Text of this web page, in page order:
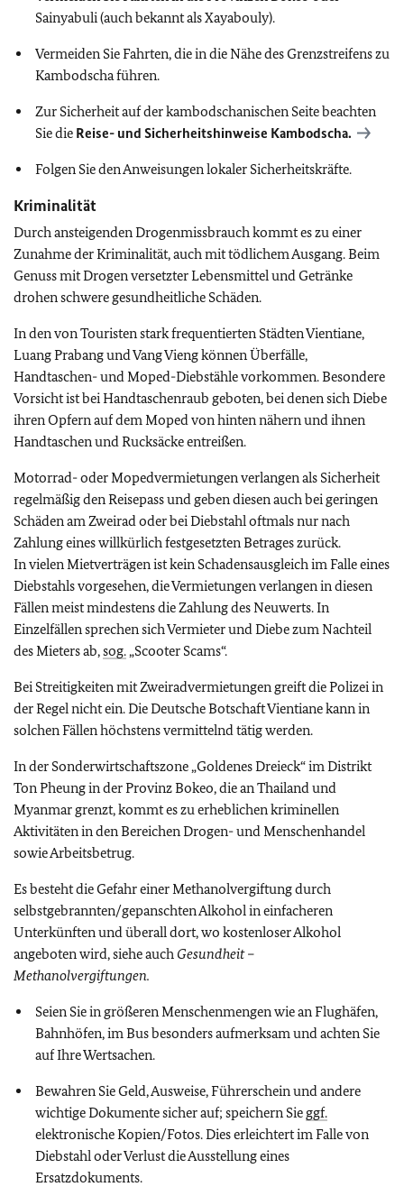
Sainyabuli (auch bekannt als Xayabouly).
Vermeiden Sie Fahrten, die in die Nähe des Grenzstreifens zu
Kambodscha führen.
Zur Sicherheit auf der kambodschanischen Seite beachten
Sie die Reise- und Sicherheitshinweise Kambodscha.
Folgen Sie den Anweisungen lokaler Sicherheitskräfte.
Kriminalität
Durch ansteigenden Drogenmissbrauch kommt es zu einer
Zunahme der Kriminalität, auch mit tödlichem Ausgang. Beim
Genuss mit Drogen versetzter Lebensmittel und Getränke
drohen schwere gesundheitliche Schäden.
In den von Touristen stark frequentierten Städten Vientiane,
Luang Prabang und Vang Vieng können Überfälle,
Handtaschen- und Moped-Diebstähle vorkommen. Besondere
Vorsicht ist bei Handtaschenraub geboten, bei denen sich Diebe
ihren Opfern auf dem Moped von hinten nähern und ihnen
Handtaschen und Rucksäcke entreißen.
Motorrad- oder Mopedvermietungen verlangen als Sicherheit
regelmäßig den Reisepass und geben diesen auch bei geringen
Schäden am Zweirad oder bei Diebstahl oftmals nur nach
Zahlung eines willkürlich festgesetzten Betrages zurück.
In vielen Mietverträgen ist kein Schadensausgleich im Falle eines
Diebstahls vorgesehen, die Vermietungen verlangen in diesen
Fällen meist mindestens die Zahlung des Neuwerts. In
Einzelfällen sprechen sich Vermieter und Diebe zum Nachteil
des Mieters ab,sog.„Scooter Scams“.
Bei Streitigkeiten mit Zweiradvermietungen greift die Polizei in
der Regel nicht ein. Die Deutsche Botschaft Vientiane kann in
solchen Fällen höchstens vermittelnd tätig werden.
In der Sonderwirtschaftszone „Goldenes Dreieck“ im Distrikt
Ton Pheung in der Provinz Bokeo, die an Thailand und
Myanmar grenzt, kommt es zu erheblichen kriminellen
Aktivitäten in den Bereichen Drogen- und Menschenhandel
sowie Arbeitsbetrug.
Es besteht die Gefahr einer Methanolvergiftung durch
selbstgebrannten/gepanschten Alkohol in einfacheren
Unterkünften und überall dort, wo kostenloser Alkohol
angeboten wird, siehe auch Gesundheit –
Methanolvergiftungen.
Seien Sie in größeren Menschenmengen wie an Flughäfen,
Bahnhöfen, im Bus besonders aufmerksam und achten Sie
auf Ihre Wertsachen.
Bewahren Sie Geld, Ausweise, Führerschein und andere
wichtige Dokumente sicher auf; speichern Sie ggf.
elektronische Kopien/Fotos. Dies erleichtert im Falle von
Diebstahl oder Verlust die Ausstellung eines
Ersatzdokuments.